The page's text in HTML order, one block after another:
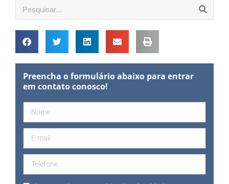
Preencha o formulário abaixo para entrar
em contato conosco!